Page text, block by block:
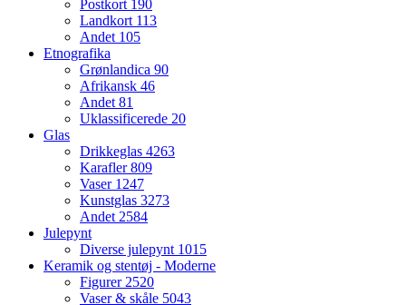
Postkort 190
Landkort 113
Andet 105
Etnografika
Grønlandica 90
Afrikansk 46
Andet81
Uklassificerede 20
Glas
Drikkeglas 4263
Karafler809
Vaser 1247
Kunstglas 3273
Andet2584
Julepynt
Diverse julepynt 1015
Keramik og stentøj - Moderne
Figurer2520
Vaser & skåle 5043